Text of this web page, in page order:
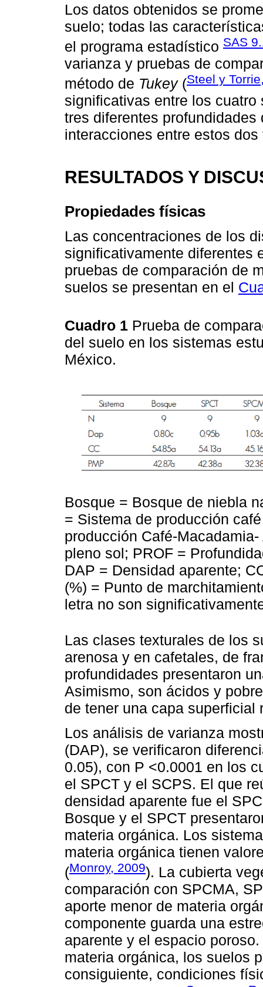
Los datos obtenidos se
suelo; todas las
el programa estadístico SAS
varianza y pruebas de
método de Tukey(Steel y
significativas entre los
tres diferentes
interacciones entre estos dos
RESULTADOS Y
Propiedades físicas
Las concentraciones de los
significativamente diferentes
pruebas de comparación de
suelos se presentan en el
Cuadro 1 Prueba de
del suelo en los sistemas
México.
Bosque = Bosque de niebla
= Sistema de producción
producción Café-
pleno sol; PROF =
DAP = Densidad aparente;
(%) = Punto de
letra no son
Las clases texturales de los
arenosa y en cafetales, de
profundidades presentaron
Asimismo, son ácidos y
de tener una capa superficial
Los análisis de varianza
(DAP), se verificaron
0.05), con P <0.0001 en los
el SPCT y el SCPS. El que
densidad aparente fue el
Bosque y el SPCT
materia orgánica. Los
materia orgánica tienen
(Monroy, 2009). La cubierta
comparación con SPCMA,
aporte menor de materia
componente guarda una
aparente y el espacio
materia orgánica, los suelos
consiguiente, condiciones